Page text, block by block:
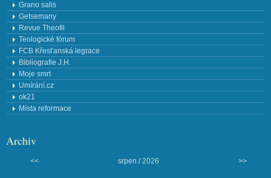
Grano salis
Getsemany
Revue Theofil
Teologické fórum
FCB Křesťanská legrace
Bibliografie J.H.
Moje smrt
Umírání.cz
ok21
Místa reformace
Archiv
<< srpen /2026 >>